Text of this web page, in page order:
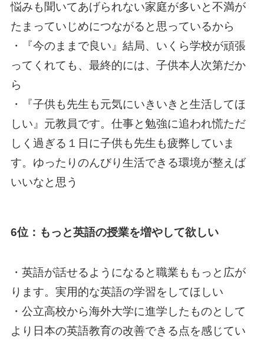
悩みも聞いてあげられない家庭が多いと不満が
たまっていじめにつながると思っているから
・『今のままで良い』結局、いくら学校が頑張
ってくれても、最終的には、子供本人次第だか
ら
・『子供も先生も元気にいきいきと生活してほ
しい』元教員です。仕事と勉強に追われ慌ただ
しく過ぎる１日に子供も先生も疲弊していま
す。ゆったりのんびり生活できる環境が整えば
いいなと思う
6位：もっと英語の授業を増やして欲しい
・英語が話せるようになると職業ももっと広が
ります。実用的な英語の学習をしてほしい
・公立高校から海外大学に進学したものとして
より日本の英語教育の改善できる点を感じてい